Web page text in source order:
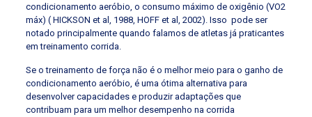
condicionamento aeróbio, o consumo máximo de oxigênio (VO2
máx) ( HICKSON et al, 1988, HOFF et al, 2002). Isso pode ser
notado principalmente quando falamos de atletas já praticantes
em treinamento corrida.
Se o treinamento de força não é o melhor meio para o ganho de
condicionamento aeróbio, é uma ótima alternativa para
desenvolver capacidades e produzir adaptações que
contribuam para um melhor desempenho na corrida